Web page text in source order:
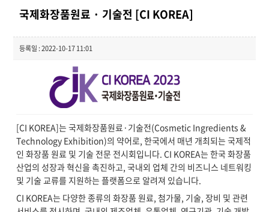
국제화장품원료 · 기술전 [CI KOREA]
등록일 : 2022-10-17 11:01
[CI KOREA]는 국제화장품원료·기술전(Cosmetic Ingredients &
Technology Exhibition)의 약어로, 한국에서 매년 개최되는 국제적
인 화장품 원료 및 기술 전문 전시회입니다. CI KOREA는 한국 화장품
산업의 성장과 혁신을 촉진하고, 국내외 업체 간의 비즈니스 네트워킹
및 기술 교류를 지원하는 플랫폼으로 알려져 있습니다.
CI KOREA는 다양한 종류의 화장품 원료, 첨가물, 기술, 장비 및 관련